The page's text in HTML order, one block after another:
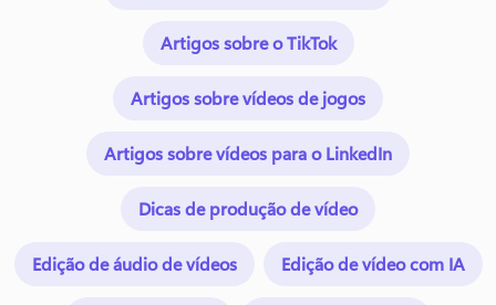
Artigos sobre o TikTok
Artigos sobre vídeos de jogos
Artigos sobre vídeos para o LinkedIn
Dicas de produção de vídeo
Edição de áudio de vídeos Edição de vídeo com IA